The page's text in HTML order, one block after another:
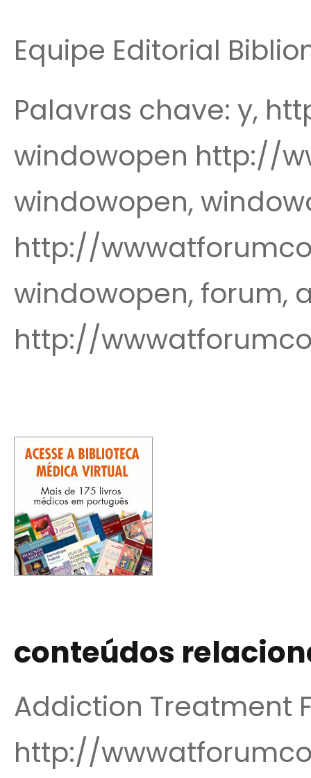
Equipe Editorial
Palavras chave: y,
windowopen http://
windowopen,
http://
windowopen, forum,
http://
conteúdos
Addiction Treatment
http://